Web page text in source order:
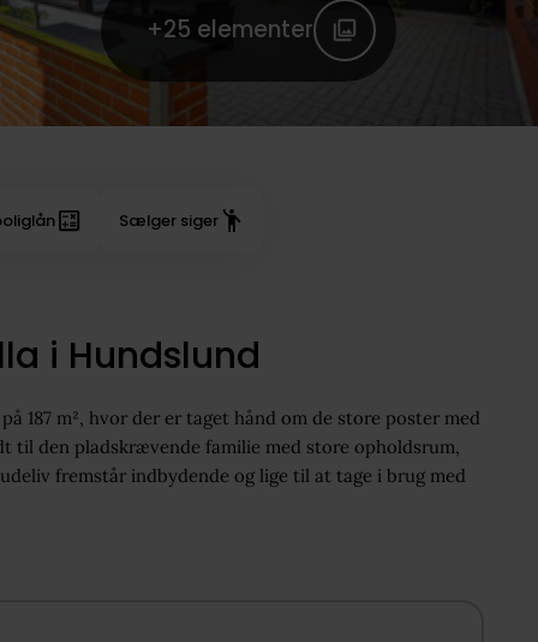
+25 elementer
Sælger siger
i Hundslund
187 m², hvor der er taget hånd om de store poster med
til den pladskrævende familie med store opholdsrum,
fremstår indbydende og lige til at tage i brug med